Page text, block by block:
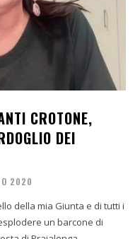
CROTONE,
DEI
2020
della mia Giunta e di tutti i
un barcone di